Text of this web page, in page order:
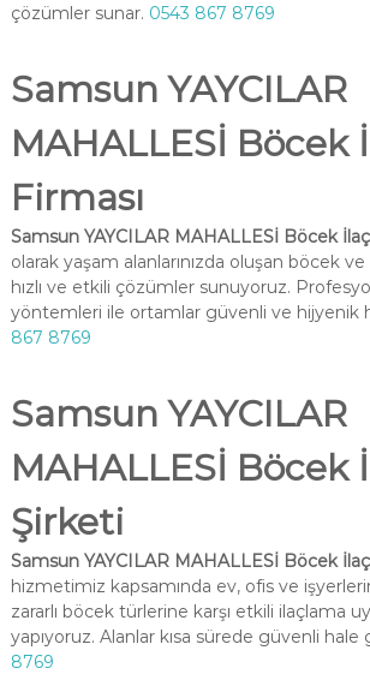
çözümler sunar. 0543 867 8769
Samsun YAYCILAR
MAHALLESİ Böcek
Firması
Samsun YAYCILAR MAHALLESİ Böcek
olarak yaşam alanlarınızda oluşan böcek
hızlı ve etkili çözümler sunuyoruz.
yöntemleri ile ortamlar güvenli ve hijyenik
867 8769
Samsun YAYCILAR
MAHALLESİ Böcek
Şirketi
Samsun YAYCILAR MAHALLESİ Böcek
hizmetimiz kapsamında ev, ofis ve
zararlı böcek türlerine karşı etkili ilaçlama
yapıyoruz. Alanlar kısa sürede güvenli hale
8769